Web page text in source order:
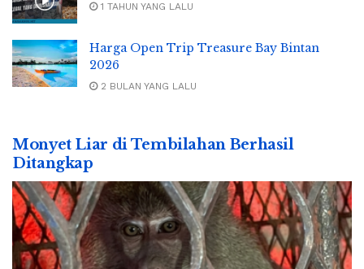
1 TAHUN YANG LALU
Harga Open Trip Treasure Bay Bintan
2026
2 BULAN YANG LALU
Monyet Liar di Tembilahan Berhasil
Ditangkap